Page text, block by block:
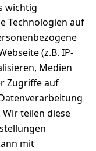
wichtig
Technologien auf
(z.B. IP-
Medien
Zugriffe auf
teilen diese
mit